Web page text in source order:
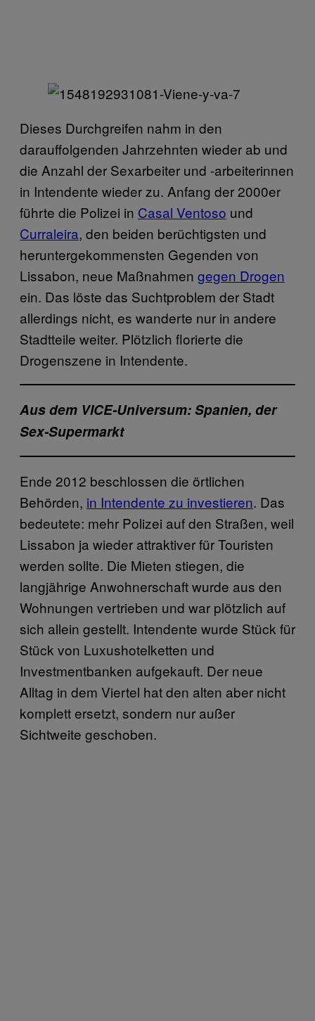
Dieses Durchgreifen nahm in den
darauffolgenden Jahrzehnten wieder ab und
die Anzahl der Sexarbeiter und -arbeiterinnen
in Intendente wieder zu. Anfang der 2000er
führte die Polizei in Casal Ventoso und
Curraleira, den beiden berüchtigsten und
heruntergekommensten Gegenden von
Lissabon, neue Maßnahmen gegen Drogen
ein. Das löste das Suchtproblem der Stadt
allerdings nicht, es wanderte nur in andere
Stadtteile weiter. Plötzlich florierte die
Drogenszene in Intendente.
Aus dem VICE-Universum: Spanien, der
Sex-Supermarkt
Ende 2012 beschlossen die örtlichen
Behörden, in Intendente zu investieren. Das
bedeutete: mehr Polizei auf den Straßen, weil
Lissabon ja wieder attraktiver für Touristen
werden sollte. Die Mieten stiegen, die
langjährige Anwohnerschaft wurde aus den
Wohnungen vertrieben und war plötzlich auf
sich allein gestellt. Intendente wurde Stück für
Stück von Luxushotelketten und
Investmentbanken aufgekauft. Der neue
Alltag in dem Viertel hat den alten aber nicht
komplett ersetzt, sondern nur außer
Sichtweite geschoben.